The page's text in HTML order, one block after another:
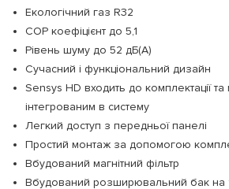
Екологічний газ R32
COP коефіцієнт до 5,1
Рівень шуму до 52 дБ(А)
Сучасний і функціональний дизайн
Sensys HD входить до комплектації
інтегрованим в систему
Легкий доступ з передньої панелі
Простий монтаж за допомогою
Вбудований магнітний фільтр
Вбудований розширювальний бак на